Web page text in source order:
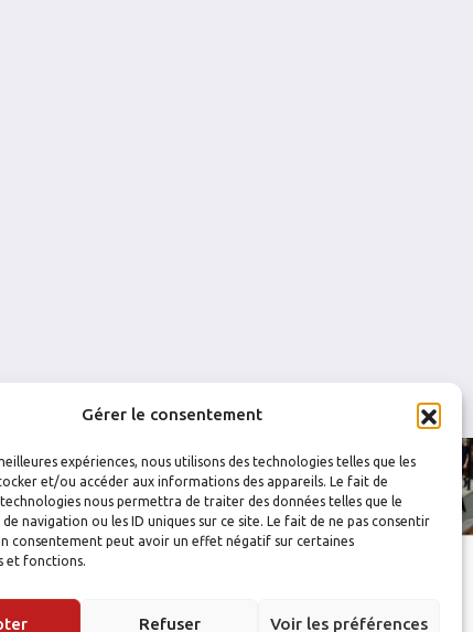
Gérer le consentement
expériences, nous utilisons des technologies telles que les
et/ou accéder aux informations des appareils. Le fait de
nous permettra de traiter des données telles que le
navigation ou les ID uniques sur ce site. Le fait de ne pas consentir
consentement peut avoir un effet négatif sur certaines
et fonctions.
Refuser Voir les préférences